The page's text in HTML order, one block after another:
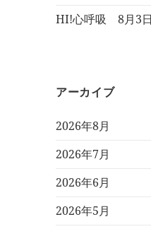
HI!心呼吸 8月3日
アーカイブ
2026年8月
2026年7月
2026年6月
2026年5月